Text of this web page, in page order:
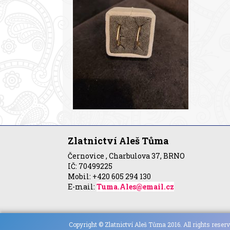
Zlatnictví Aleš Tůma
Černovice , Charbulova 37, BRNO
IČ: 70499225
Mobil: +420 605 294 130
E-mail: Tuma.Ales@email.cz
Copyright © Zlatnictví Aleš Tůma 2016. All rights